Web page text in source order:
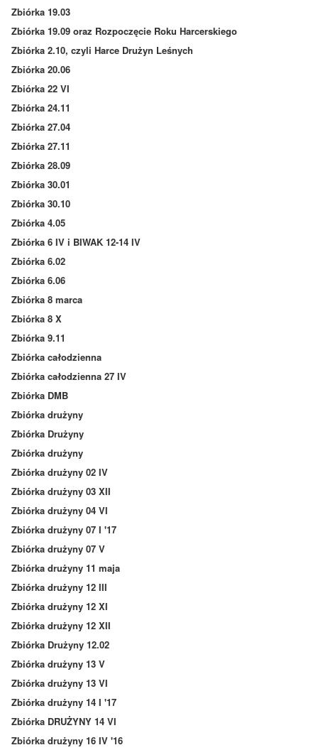
Zbiórka 19.03
Zbiórka 19.09 oraz Rozpoczęcie Roku Harcerskiego
Zbiórka 2.10, czyli Harce Drużyn Leśnych
Zbiórka 20.06
Zbiórka 22 VI
Zbiórka 24.11
Zbiórka 27.04
Zbiórka 27.11
Zbiórka 28.09
Zbiórka 30.01
Zbiórka 30.10
Zbiórka 4.05
Zbiórka 6 IV i BIWAK 12-14 IV
Zbiórka 6.02
Zbiórka 6.06
Zbiórka 8 marca
Zbiórka 8 X
Zbiórka 9.11
Zbiórka całodzienna
Zbiórka całodzienna 27 IV
Zbiórka DMB
Zbiórka drużyny
Zbiórka Drużyny
Zbiórka drużyny
Zbiórka drużyny 02 IV
Zbiórka drużyny 03 XII
Zbiórka drużyny 04 VI
Zbiórka drużyny 07 I '17
Zbiórka drużyny 07 V
Zbiórka drużyny 11 maja
Zbiórka drużyny 12 III
Zbiórka drużyny 12 XI
Zbiórka drużyny 12 XII
Zbiórka Drużyny 12.02
Zbiórka drużyny 13 V
Zbiórka drużyny 13 VI
Zbiórka drużyny 14 I '17
Zbiórka DRUŻYNY 14 VI
Zbiórka drużyny 16 IV '16